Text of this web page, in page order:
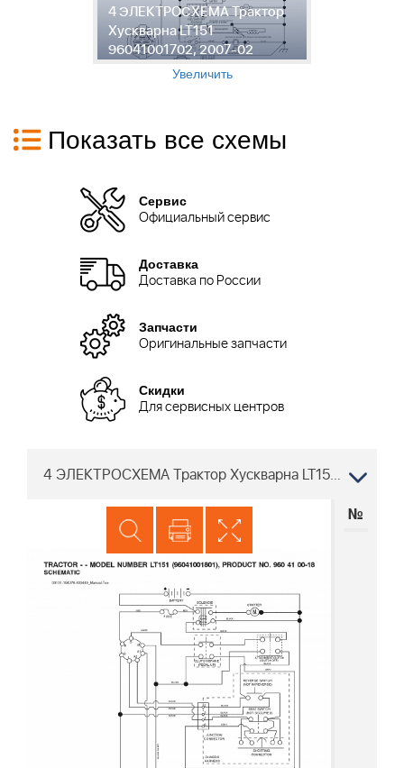
4 ЭЛЕКТРОСХЕМА Трактор
Хускварна LT151
96041001702, 2007-02
Увеличить
Показать все схемы
Сервис
Официальный сервис
Доставка
Доставка по России
Запчасти
Оригинальные запчасти
Скидки
Для сервисных центров
4 ЭЛЕКТРОСХЕМА Трактор Хускварна LT151 96041001702, 2007-02
№